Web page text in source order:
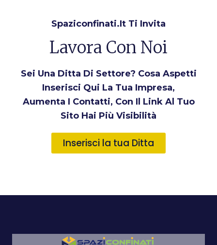
Spaziconfinati.it Ti Invita
Lavora Con Noi
Sei Una Ditta Di Settore? Cosa Aspetti
Inserisci Qui La Tua Impresa,
Aumenta I Contatti, Con Il Link Al Tuo
Sito Hai Più Visibilità
Inserisci la tua Ditta